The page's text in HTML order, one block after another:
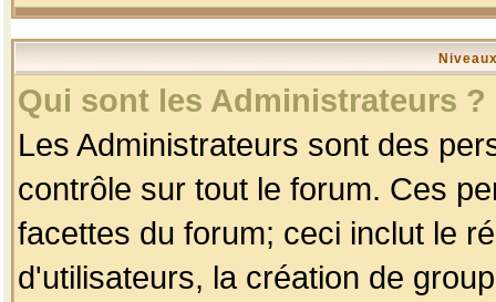
Qui sont les Administrateurs ?
Les Administrateurs sont des
contrôle sur tout le forum. Ces
facettes du forum; ceci inclut le
d'utilisateurs, la création de